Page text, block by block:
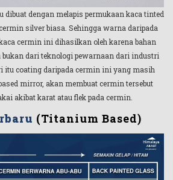
dibuat dengan melapis permukaan kaca tinted
silver biasa. Sehingga warna daripada
cermin ini dihasilkan oleh karena bahan
bukan dari teknologi pewarnaan dari industri
itu coating daripada cermin ini yang masih
mirror, akan membuat cermin tersebut
akibat karat atau flek pada cermin.
(Titanium Based)